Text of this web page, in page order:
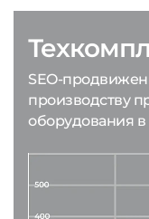
SEO-
производству
оборудования